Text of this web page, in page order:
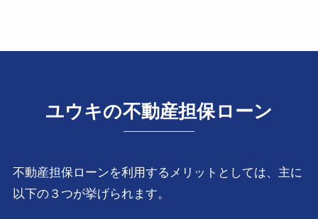
ユウキの不動産担保ローン
不動産担保ローンを利用するメリットとしては、主に
以下の３つが挙げられます。